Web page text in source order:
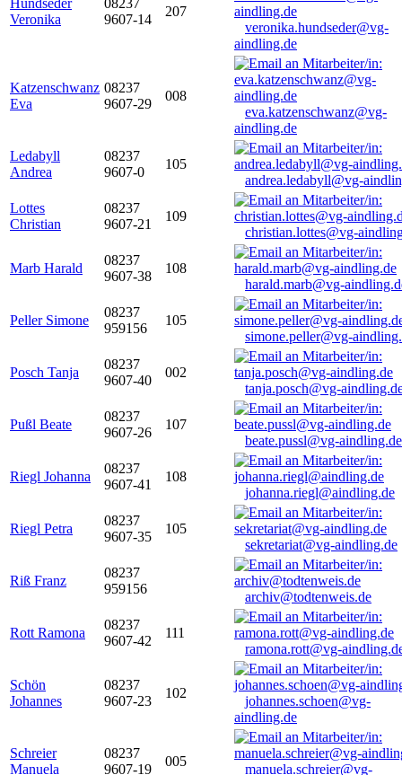
Hundseder
Veronika
08237
9607-14
207
veronika.hundseder@vg-
aindling.de
Katzenschwanz
Eva
08237
9607-29
008
eva.katzenschwanz@vg-
aindling.de
Ledabyll
Andrea
08237
9607-0
105
andrea.ledabyll@vg-
Lottes
Christian
08237
9607-21
109
christian.lottes@vg-
Marb Harald
08237
9607-38
108
harald.marb@vg-
Peller Simone
08237
959156
105
simone.peller@vg-
Posch Tanja
08237
9607-40
002
tanja.posch@vg-
Pußl Beate
08237
9607-26
107
beate.pussl@vg-aindling.de
Riegl Johanna
08237
9607-41
108
johanna.riegl@aindling.de
Riegl Petra
08237
9607-35
105
sekretariat@vg-aindling.de
Riß Franz
08237
959156
archiv@todtenweis.de
Rott Ramona
08237
9607-42
111
ramona.rott@vg-
Schön
Johannes
08237
9607-23
102
johannes.schoen@vg-
aindling.de
Schreier
Manuela
08237
9607-19
005
manuela.schreier@vg-